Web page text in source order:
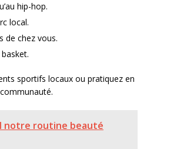
hip-hop.
local.
de chez vous.
sportifs locaux ou pratiquez en
notre routine beauté